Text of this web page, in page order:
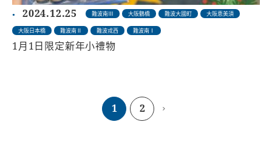
2024.12.25 難波南Ⅲ 大阪鶴橋 難波大國町 大阪恵美須
大阪日本橋 難波南Ⅱ 難波戎西 難波南Ⅰ
1月1日限定新年小禮物
1 2